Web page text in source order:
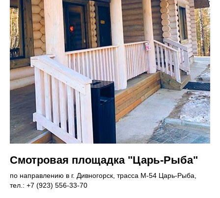
Смотровая площадка "Царь-Рыба"
по направлению в г. Дивногорск, трасса М-54 Царь-Рыба,
тел.: +7 (923) 556-33-70